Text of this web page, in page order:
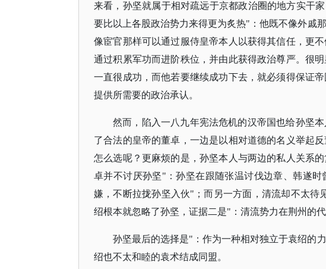
来看，孙坚就属于相对疏远于京都政治圈的地方实干
要比以上各股政治势力来得更为炙热"：他既不像外戚
像宦官那样可以通过服侍皇帝本人以获得其信任，更
通过积累军功而进阶秩位，并由此获得政治尊严。很
一直很成功，而他若要继续成功下去，就必须得保证
提供所需要的政治承认。
然而，陷入一八九年宪法危机的汉帝国也给孙坚
了合法的皇帝的董卓，一边是以相对道德的名义举起
怎么选呢？更麻烦的是，孙坚本人与两边的私人关系
卓并不讨厌孙坚"：孙坚在跟随张温讨伐边章、韩遂
嫌，不断拉拢孙坚入伙"；而另一方面，清流却不太待
绍根本就忽略了孙坚，证据二是"：清流势力在荆州的
孙坚最后的选择是"：作为一种相对独立于袁绍的
绍也不太和睦的袁术结成同盟。